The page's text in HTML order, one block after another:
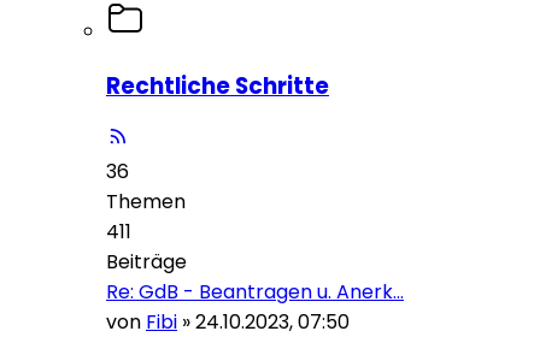
Rechtliche Schritte
36
Themen
411
Beiträge
Re: GdB - Beantragen u. Anerk…
von Fibi »24.10.2023, 07:50